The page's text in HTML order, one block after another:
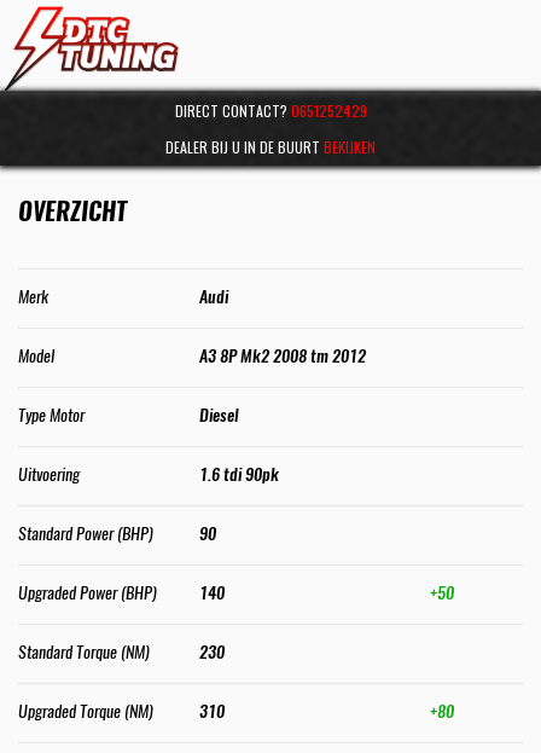
DIRECT CONTACT? 0651252429
DEALER BIJ U IN DE BUURT BEKIJKEN
OVERZICHT
Merk Audi
Model A3 8P Mk2 2008 tm 2012
Type Motor Diesel
Uitvoering 1.6 tdi 90pk
Standard Power (BHP) 90
Upgraded Power (BHP) 140 +50
Standard Torque (NM) 230
Upgraded Torque (NM) 310 +80